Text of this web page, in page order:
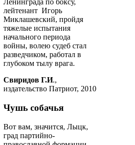
Ленинграда по боксу,
лейтенант Игорь
Миклашевский, пройдя
тяжелые испытания
начального периода
войны, волею судеб стал
разведчиком, работал в
глубоком тылу врага.
Свиридов Г.И.,
издательство Патриот, 2010
Чушь собачья
Вот вам, значится, Лыцк,
град партийно-